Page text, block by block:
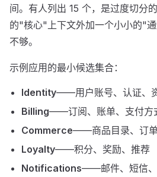
间。有人列出 15 个，是过度切分
的"核心"上下文外加一个小小的"
不够。
示例应用的最小候选集合：
Identity——用户账号、认证、
Billing——订阅、账单、支付方
Commerce——商品目录、订
Loyalty——积分、奖励、推荐
Notifications——邮件、短信、